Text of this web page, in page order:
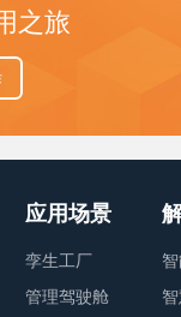
之旅
应用场景
孪生工厂
管理驾驶舱